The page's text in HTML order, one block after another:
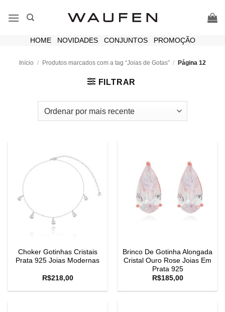
HOME| NOVIDADES| CONJUNTOS| PROMOÇÃO
Início / Produtos marcados com a tag “Joias de Gotas” / Página 12
FILTRAR
Choker Gotinhas Cristais
Prata 925 Joias Modernas
R$218,00
Brinco De Gotinha Alongada
Cristal Ouro Rose Joias Em
Prata 925
R$185,00